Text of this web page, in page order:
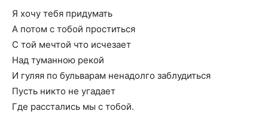
Я хочу тебя придумать
А потом с тобой проститься
С той мечтой что исчезает
Над туманною рекой
И гуляя по бульварам ненадолго заблудиться
Пусть никто не угадает
Где расстались мы с тобой.